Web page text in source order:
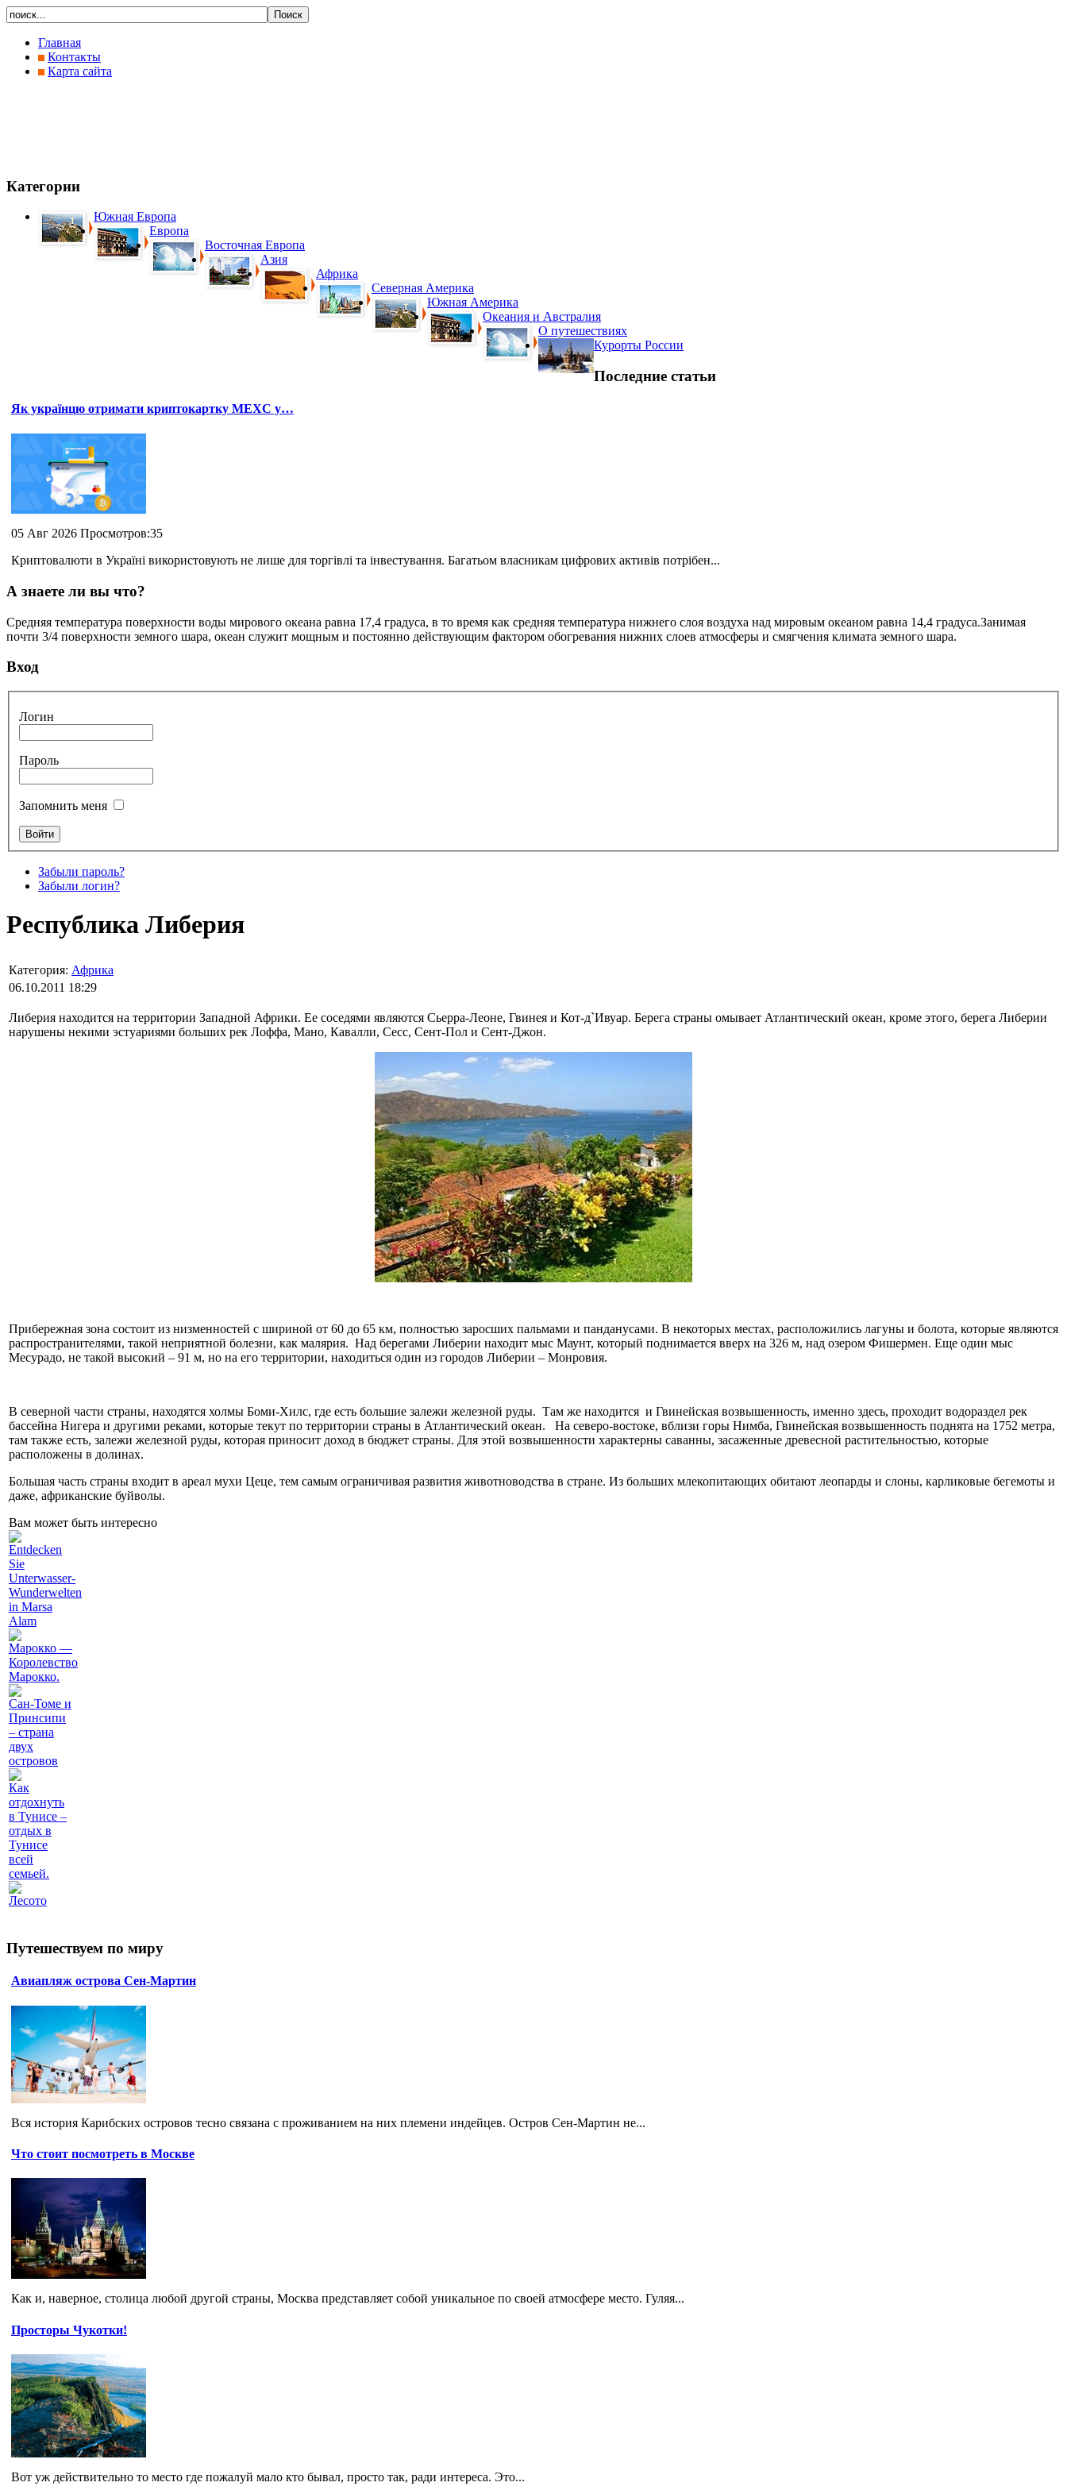
Главная
Контакты
Карта сайта
Категории
Южная Европа
Европа
Восточная Европа
Азия
Африка
Северная Америка
Южная Америка
Океания и Австралия
О путешествиях
Курорты России
Последние статьи
Як українцю отримати криптокартку MEXC у…
05 Авг 2026 Просмотров:35
Криптовалюти в Україні використовують не лише для торгівлі та інвестування. Багатьом власникам цифрових активів потрібен...
А знаете ли вы что?
Средняя температура поверхности воды мирового океана равна 17,4 градуса, в то время как средняя температура нижнего слоя воздуха над мировым океаном равна 14,4 градуса.Занимая
почти 3/4 поверхности земного шара, океан служит мощным и постоянно действующим фактором обогревания нижних слоев атмосферы и смягчения климата земного шара.
Вход
Логин
Пароль
Запомнить меня
Забыли пароль?
Забыли логин?
Республика Либерия
Категория: Африка
06.10.2011 18:29
Либерия находится на территории Западной Африки. Ее соседями являются Сьерра-Леоне, Гвинея и Кот-д`Ивуар. Берега страны омывает Атлантический океан, кроме этого, берега Либерии
нарушены некими эстуариями больших рек Лоффа, Мано, Кавалли, Сесс, Сент-Пол и Сент-Джон.
Прибережная зона состоит из низменностей с шириной от 60 до 65 км, полностью заросших пальмами и панданусами. В некоторых местах, расположились лагуны и болота, которые являются
распространителями, такой неприятной болезни, как малярия. Над берегами Либерии находит мыс Маунт, который поднимается вверх на 326 м, над озером Фишермен. Еще один мыс
Месурадо, не такой высокий – 91 м, но на его территории, находиться один из городов Либерии – Монровия.
В северной части страны, находятся холмы Боми-Хилс, где есть большие залежи железной руды. Там же находится и Гвинейская возвышенность, именно здесь, проходит водораздел рек
бассейна Нигера и другими реками, которые текут по территории страны в Атлантический океан. На северо-востоке, вблизи горы Нимба, Гвинейская возвышенность поднята на 1752 метра,
там также есть, залежи железной руды, которая приносит доход в бюджет страны. Для этой возвышенности характерны саванны, засаженные древесной растительностью, которые
расположены в долинах.
Большая часть страны входит в ареал мухи Цеце, тем самым ограничивая развития животноводства в стране. Из больших млекопитающих обитают леопарды и слоны, карликовые бегемоты и
даже, африканские буйволы.
Вам может быть интересно
Entdecken
Sie
Unterwasser-
Wunderwelten
in Marsa
Alam
Марокко —
Королевство
Марокко.
Сан-Томе и
Принсипи
– страна
двух
островов
Как
отдохнуть
в Тунисе –
отдых в
Тунисе
всей
семьей.
Лесото
Путешествуем по миру
Авиапляж острова Сен-Мартин
Вся история Карибских островов тесно связана с проживанием на них племени индейцев. Остров Сен-Мартин не...
Что стоит посмотреть в Москве
Как и, наверное, столица любой другой страны, Москва представляет собой уникальное по своей атмосфере место. Гуляя...
Просторы Чукотки!
Вот уж действительно то место где пожалуй мало кто бывал, просто так, ради интереса. Это...